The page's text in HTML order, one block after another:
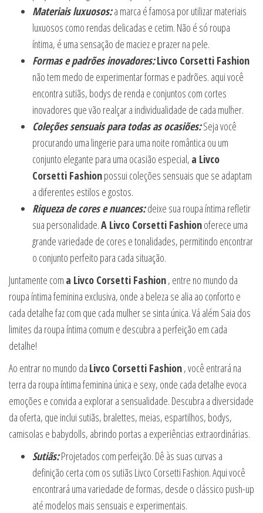
Materiais luxuosos:a marca é famosa por utilizar materiais
luxuosos como rendas delicadas e cetim. Não é só roupa
íntima, é uma sensação de maciez e prazer na pele.
Formas e padrões inovadores:Livco Corsetti Fashion
não tem medo de experimentar formas e padrões. aqui você
encontra sutiãs, bodys de renda e conjuntos com cortes
inovadores que vão realçar a individualidade de cada mulher.
Coleções sensuais para todas as ocasiões:Seja você
procurando uma lingerie para uma noite romântica ou um
conjunto elegante para uma ocasião especial, a Livco
Corsetti Fashionpossui coleções sensuais que se adaptam
a diferentes estilos e gostos.
Riqueza de cores e nuances:deixe sua roupa íntima refletir
sua personalidade.A Livco Corsetti Fashionoferece uma
grande variedade de cores e tonalidades, permitindo encontrar
o conjunto perfeito para cada situação.
Juntamente com a Livco Corsetti Fashion, entre no mundo da
roupa íntima feminina exclusiva, onde a beleza se alia ao conforto e
cada detalhe faz com que cada mulher se sinta única. Vá além Saia dos
limites da roupa íntima comum e descubra a perfeição em cada
detalhe!
Ao entrar no mundo da Livco Corsetti Fashion, você entrará na
terra da roupa íntima feminina única e sexy, onde cada detalhe evoca
emoções e convida a explorar a sensualidade. Descubra a diversidade
da oferta, que inclui sutiãs, bralettes, meias, espartilhos, bodys,
camisolas e babydolls, abrindo portas a experiências extraordinárias.
Sutiãs:Projetados com perfeição. Dê às suas curvas a
definição certa com os sutiãs Livco Corsetti Fashion. Aqui você
encontrará uma variedade de formas, desde o clássico push-up
até modelos mais sensuais e experimentais.